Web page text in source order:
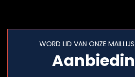
WORD LID VAN ONZE